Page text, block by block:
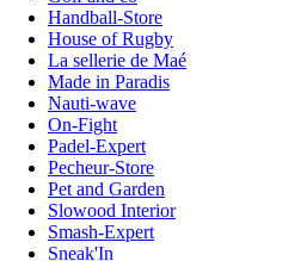
Handball-Store
House of Rugby
La sellerie de Maé
Made in Paradis
Nauti-wave
On-Fight
Padel-Expert
Pecheur-Store
Pet and Garden
Slowood Interior
Smash-Expert
Sneak'In